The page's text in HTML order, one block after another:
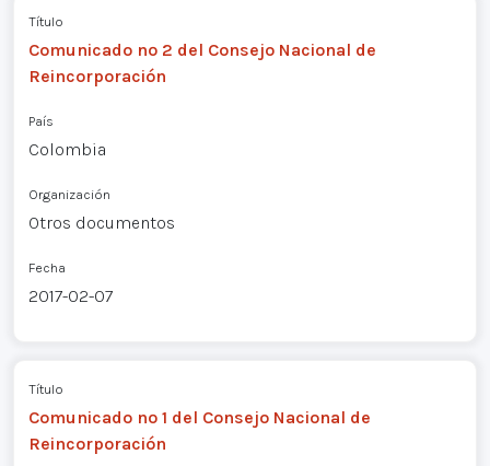
Título
Comunicado nº 2 del Consejo Nacional de
Reincorporación
País
Colombia
Organización
Otros documentos
Fecha
2017-02-07
Título
Comunicado nº 1 del Consejo Nacional de
Reincorporación